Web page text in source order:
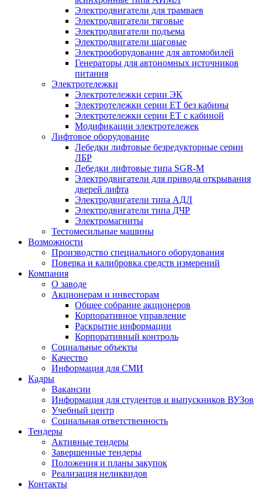
Электродвигатели для трамваев
Электродвигатели тяговые
Электродвигатели подъема
Электродвигатели шаговые
Электрооборудование для автомобилей
Генераторы для автономных источников
питания
Электротележки
Электротележки серии ЭК
Электротележки серии ЕТ без кабины
Электротележки серии ЕТ с кабиной
Модификации электротележек
Лифтовое оборудование
Лебедки лифтовые безредукторные серии
ЛБР
Лебедки лифтовые типа SGR-M
Электродвигатели для привода открывания
дверей лифта
Электродвигатели типа АДЛ
Электродвигатели типа ДЧР
Электромагниты
Тестомесильные машины
Возможности
Производство специального оборудования
Поверка и калибровка средств измерений
Компания
О заводе
Акционерам и инвесторам
Общее собрание акционеров
Корпоративное управление
Раскрытие информации
Корпоративный контроль
Социальные объекты
Качество
Информация для СМИ
Кадры
Вакансии
Информация для студентов и выпускников ВУЗов
Учебный центр
Социальная ответственность
Тендеры
Активные тендеры
Завершенные тендеры
Положения и планы закупок
Реализация неликвидов
Контакты